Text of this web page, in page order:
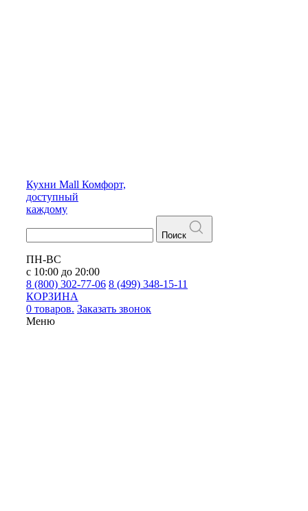
Кухни Mall Комфорт,
доступный
каждому
Поиск
ПН-ВС
с 10:00 до 20:00
8 (800) 302-77-06 8 (499) 348-15-11
КОРЗИНА
0 товаров. Заказать звонок
Меню